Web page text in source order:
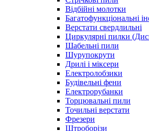
Відбійні молотки
Багатофункціональні
Верстати свердлильні
Циркулярні пилки
Шабельні пили
Шурупокрути
Дрилі і міксери
Електролобзики
Будівельні фени
Електрорубанки
Торцювальні пили
Точильні верстати
Фрезери
Штроборізи